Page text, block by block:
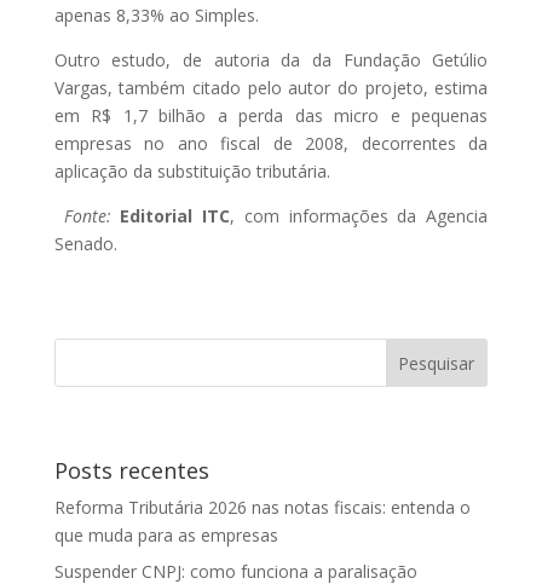
apenas 8,33% ao Simples.
Outro estudo, de autoria da da Fundação Getúlio
Vargas, também citado pelo autor do projeto, estima
em R$ 1,7 bilhão a perda das micro e pequenas
empresas no ano fiscal de 2008, decorrentes da
aplicação da substituição tributária.
Fonte: Editorial ITC, com informações da Agencia
Senado.
Posts recentes
Reforma Tributária 2026 nas notas fiscais: entenda o
que muda para as empresas
Suspender CNPJ: como funciona a paralisação